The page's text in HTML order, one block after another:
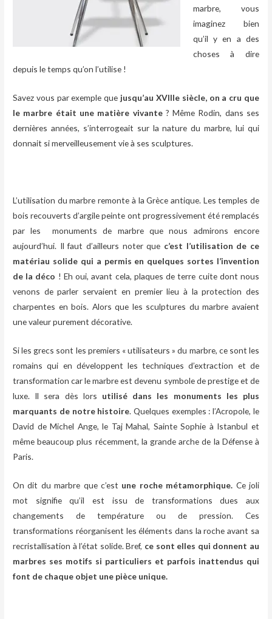
marbre, vous
imaginez bien
qu’il y en a des
choses à dire
depuis le temps qu’on l’utilise !
Savez vous par exemple que jusqu’au XVIIIe siècle, on a cru que
le marbre était une matière vivante? Même Rodin, dans ses
dernières années, s’interrogeait sur la nature du marbre, lui qui
donnait si merveilleusement vie à ses sculptures.
L’utilisation du marbre remonte à la Grèce antique. Les temples de
bois recouverts d’argile peinte ont progressivement été remplacés
par les monuments de marbre que nous admirons encore
aujourd’hui. Il faut d’ailleurs noter que c’est l’utilisation de ce
matériau solide qui a permis en quelques sortes l’invention
de la déco ! Eh oui, avant cela, plaques de terre cuite dont nous
venons de parler servaient en premier lieu à la protection des
charpentes en bois. Alors que les sculptures du marbre avaient
une valeur purement décorative.
Si les grecs sont les premiers « utilisateurs » du marbre, ce sont les
romains qui en développent les techniques d’extraction et de
transformation car le marbre est devenu symbole de prestige et de
luxe. Il sera dès lors utilisé dans les monuments les plus
marquants de notre histoire. Quelques exemples : l’Acropole, le
David de Michel Ange, le Taj Mahal, Sainte Sophie à Istanbul et
même beaucoup plus récemment, la grande arche de la Défense à
Paris.
On dit du marbre que c’est une roche métamorphique. Ce joli
mot signifie qu’il est issu de transformations dues aux
changements de température ou de pression. Ces
transformations réorganisent les éléments dans la roche avant sa
recristallisation à l’état solide. Bref, ce sont elles qui donnent au
marbres ses motifs si particuliers et parfois inattendus qui
font de chaque objet une pièce unique.